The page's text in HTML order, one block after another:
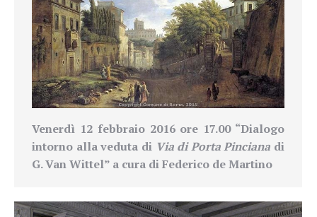
Venerdì 12 febbraio 2016 ore 17.00 “Dialogo
intorno alla veduta di Via di Porta Pinciana di
G. Van Wittel” a cura di Federico de Martino